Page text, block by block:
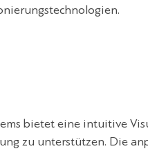
bietet eine intuitive
zu unterstützen. Die